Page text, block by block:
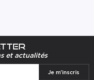
et actualités